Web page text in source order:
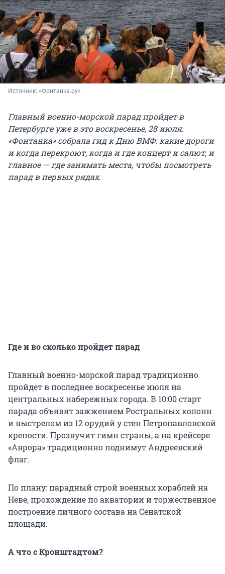
Источник: «Фонтанка.ру»
Главный военно-морской парад пройдет в
Петербурге уже в это воскресенье, 28 июля.
«Фонтанка» собрала гид к Дню ВМФ: какие дороги
и когда перекроют, когда и где концерт и салют, и
главное — где занимать места, чтобы посмотреть
парад в первых рядах.
Где и во сколько пройдет парад
Главный военно-морской парад традиционно
пройдет в последнее воскресенье июля на
центральных набережных города. В 10:00 старт
парада объявят зажжением Ростральных колонн
и выстрелом из 12 орудий у стен Петропавловской
крепости. Прозвучит гимн страны, а на крейсере
«Аврора» традиционно поднимут Андреевский
флаг.
По плану: парадный строй военных кораблей на
Неве, прохождение по акватории и торжественное
построение личного состава на Сенатской
площади.
А что с Кронштадтом?